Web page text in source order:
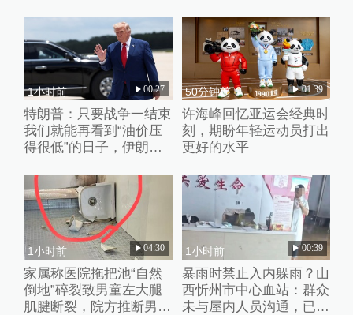
1小时前 00:27
特朗普：只要战争一结束
我们就能再看到“油价压
得很低”的日子，伊朗撑
50分钟前 01:39
许海峰回忆亚运会经典时
刻，期盼年轻运动员打出
更好的水平
1小时前 04:30
家属称医院拖把池“自然
倒地”碎裂致男童左大腿
肌腱断裂，院方推断男童
1小时前 00:39
暴雨时禁止入内躲雨？山
西忻州市中心血站：群众
未与屋内人员沟通，已批